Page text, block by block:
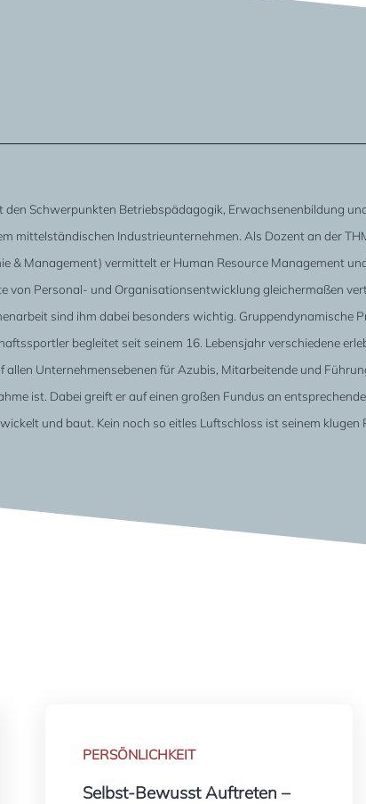
den Schwerpunkten Betriebspädagogik, Erwachsenenbildung
mittelständischen Industrieunternehmen. Als Dozent an der
& Management) vermittelt er Human Resource Management
von Personal- und Organisationsentwicklung gleichermaßen
sind ihm dabei besonders wichtig. Gruppendynamische
begleitet seit seinem 16. Lebensjahr verschiedene
allen Unternehmensebenen für Azubis, Mitarbeitende und
ist. Dabei greift er auf einen großen Fundus an
und baut. Kein noch so eitles Luftschloss ist seinem
PERSÖNLICHKEIT
Selbst-Bewusst Auftreten –